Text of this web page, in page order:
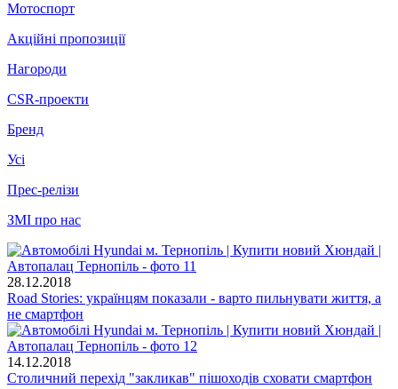
Мотоспорт
Акційні пропозиції
Нагороди
CSR-проекти
Бренд
Усі
Прес-релізи
ЗМІ про нас
28.12.2018
Road Stories: українцям показали - варто пильнувати життя, а
не смартфон
14.12.2018
Столичний перехід "закликав" пішоходів сховати смартфон